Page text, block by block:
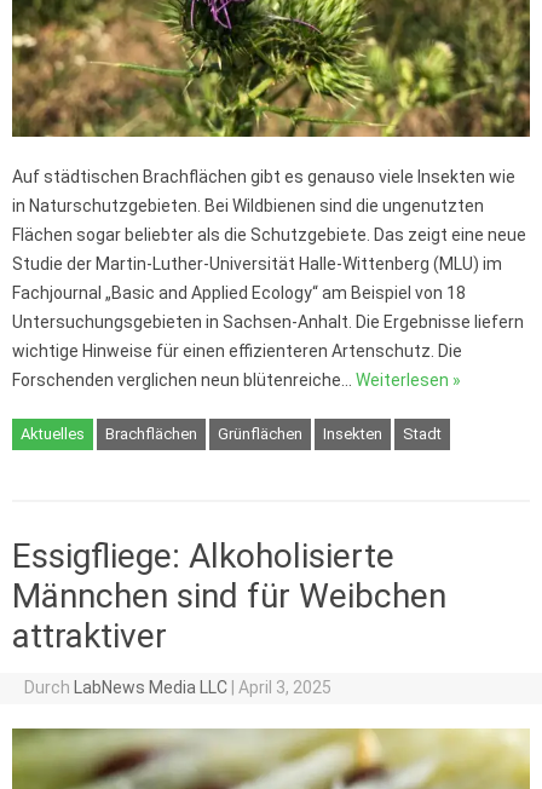
Auf städtischen Brachflächen gibt es genauso viele Insekten wie
in Naturschutzgebieten. Bei Wildbienen sind die ungenutzten
Flächen sogar beliebter als die Schutzgebiete. Das zeigt eine neue
Studie der Martin-Luther-Universität Halle-Wittenberg (MLU) im
Fachjournal „Basic and Applied Ecology“ am Beispiel von 18
Untersuchungsgebieten in Sachsen-Anhalt. Die Ergebnisse liefern
wichtige Hinweise für einen effizienteren Artenschutz. Die
Forschenden verglichen neun blütenreiche… Weiterlesen »
Aktuelles Brachflächen Grünflächen Insekten Stadt
Essigfliege: Alkoholisierte
Männchen sind für Weibchen
attraktiver
Durch LabNews Media LLC | April 3, 2025